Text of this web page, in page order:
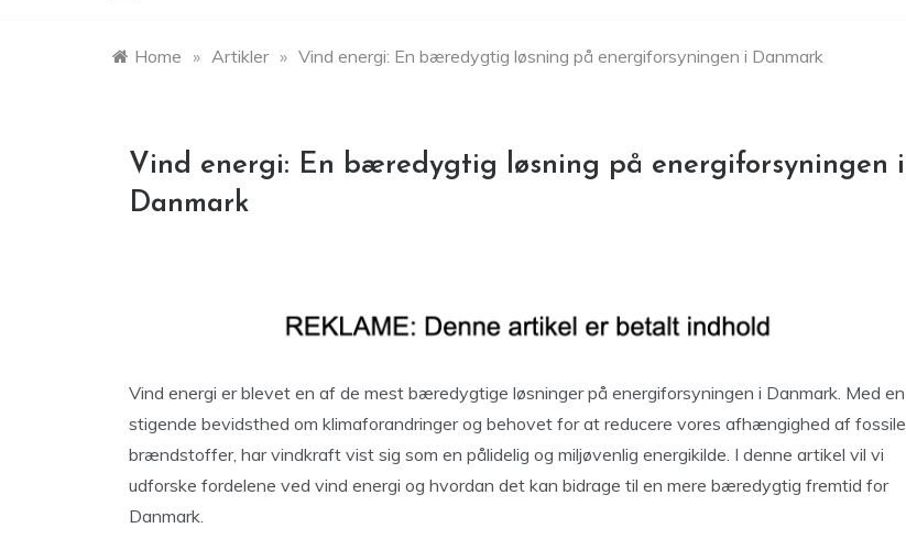
Home » Artikler » Vind energi: En bæredygtig løsning på energiforsyningen i Danmark
Vind energi: En bæredygtig løsning på energiforsyningen i
Danmark
Vind energi er blevet en af de mest bæredygtige løsninger på energiforsyningen i Danmark. Med en
stigende bevidsthed om klimaforandringer og behovet for at reducere vores afhængighed af fossile
brændstoffer, har vindkraft vist sig som en pålidelig og miljøvenlig energikilde. I denne artikel vil vi
udforske fordelene ved vind energi og hvordan det kan bidrage til en mere bæredygtig fremtid for
Danmark.